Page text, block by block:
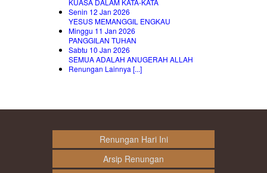
KUASA DALAM KATA-KATA
Senin 12 Jan 2026
YESUS MEMANGGIL ENGKAU
Minggu 11 Jan 2026
PANGGILAN TUHAN
Sabtu 10 Jan 2026
SEMUA ADALAH ANUGERAH ALLAH
Renungan Lainnya [...]
Renungan Hari Ini
Arsip Renungan